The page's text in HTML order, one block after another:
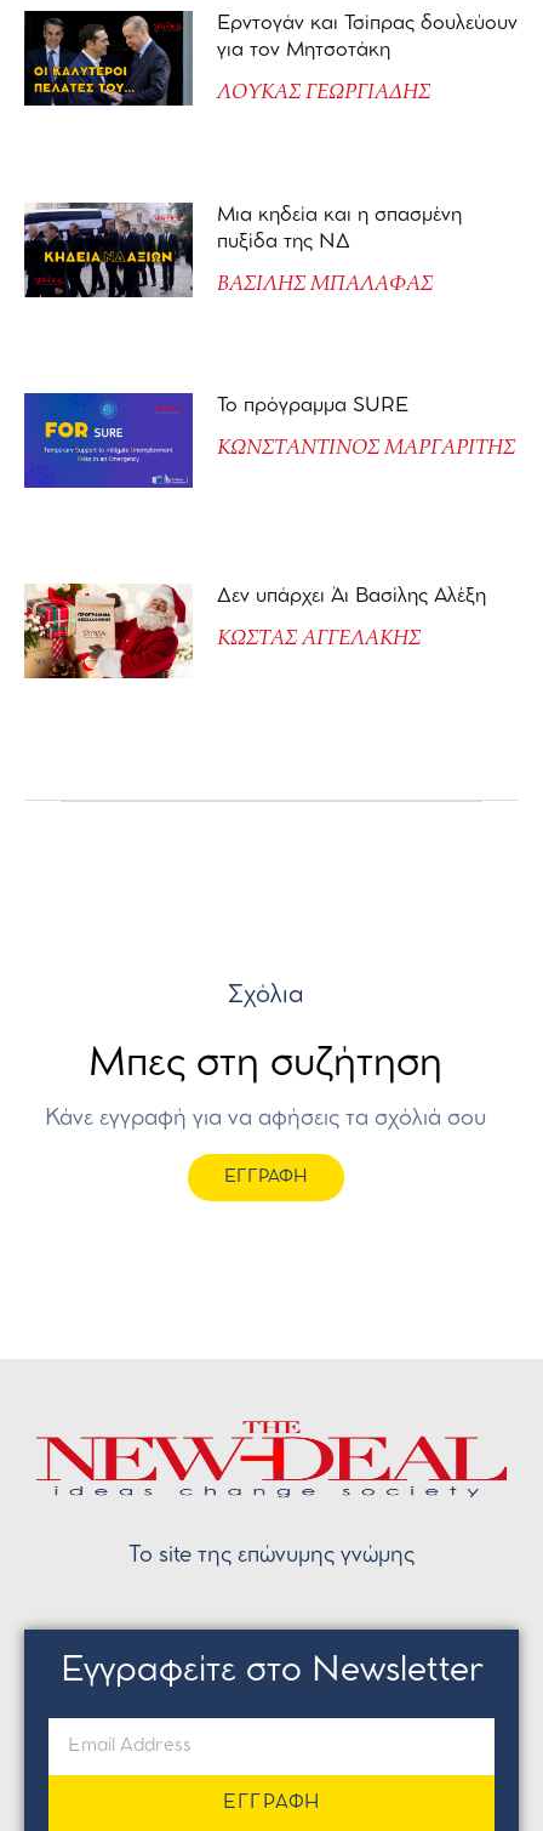
Ερντογάν και Τσίπρας δουλεύουν
για τον Μητσοτάκη
ΛΟΥΚΑΣ ΓΕΩΡΓΙΑΔΗΣ
Μια κηδεία και η σπασμένη
πυξίδα της ΝΔ
ΒΑΣΙΛΗΣ ΜΠΑΛΑΦΑΣ
Το πρόγραμμα SURE
ΚΩΝΣΤΑΝΤΙΝΟΣ ΜΑΡΓΑΡΙΤΗΣ
Δεν υπάρχει Άι Βασίλης Αλέξη
ΚΩΣΤΑΣ ΑΓΓΕΛΑΚΗΣ
Σχόλια
Μπες στη συζήτηση
Κάνε εγγραφή για να αφήσεις τα σχόλιά σου
ΕΓΓΡΑΦΗ
Το site της επώνυμης γνώμης
Εγγραφείτε στο Newsletter
ΕΓΓΡΑΦΗ